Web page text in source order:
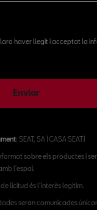
haver llegit i acceptat la
Enviar
: SEAT, SA (CASA SEAT)
sobre els productes i
l'espai.
licitud és l’interès legítim.
seran comunicades